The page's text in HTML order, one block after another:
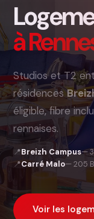
à
Studios et T2
résidences
éligible, fibre
rennaises.
📍Breizh Campus—
📍Carré Malo— 205
Voir les